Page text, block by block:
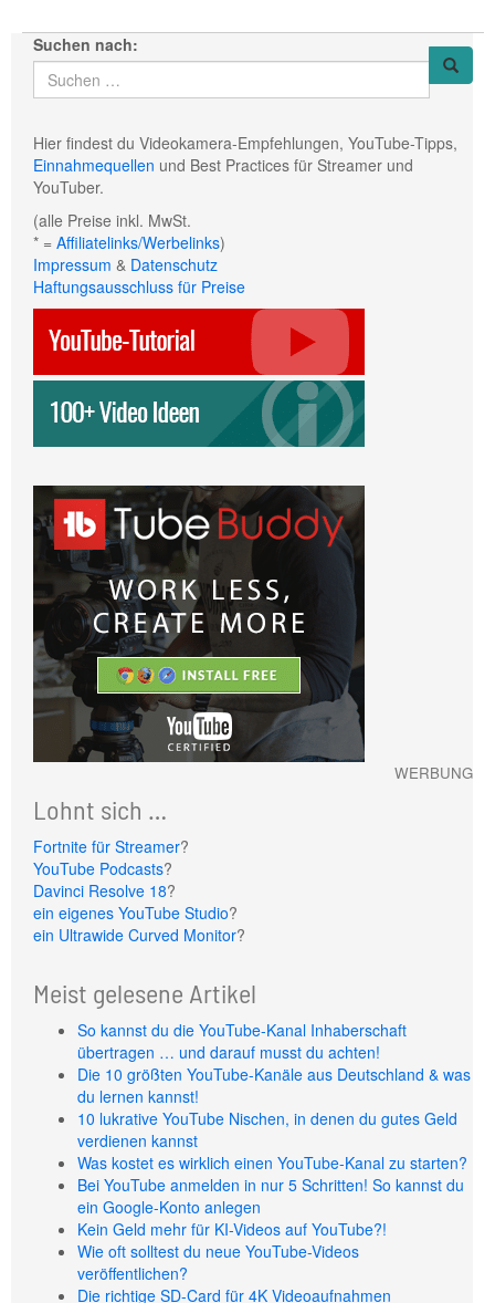
Suchen nach:
Hier findest du Videokamera-Empfehlungen, YouTube-Tipps,
Einnahmequellen und Best Practices für Streamer und
YouTuber.
(alle Preise inkl. MwSt.
* = Affiliatelinks/Werbelinks)
Impressum & Datenschutz
Haftungsausschluss für Preise
WERBUNG
Lohnt sich …
Fortnite für Streamer?
YouTube Podcasts?
Davinci Resolve 18?
ein eigenes YouTube Studio?
ein Ultrawide Curved Monitor?
Meist gelesene Artikel
So kannst du die YouTube-Kanal Inhaberschaft
übertragen … und darauf musst du achten!
Die 10 größten YouTube-Kanäle aus Deutschland & was
du lernen kannst!
10 lukrative YouTube Nischen, in denen du gutes Geld
verdienen kannst
Was kostet es wirklich einen YouTube-Kanal zu starten?
Bei YouTube anmelden in nur 5 Schritten! So kannst du
ein Google-Konto anlegen
Kein Geld mehr für KI-Videos auf YouTube?!
Wie oft solltest du neue YouTube-Videos
veröffentlichen?
Die richtige SD-Card für 4K Videoaufnahmen